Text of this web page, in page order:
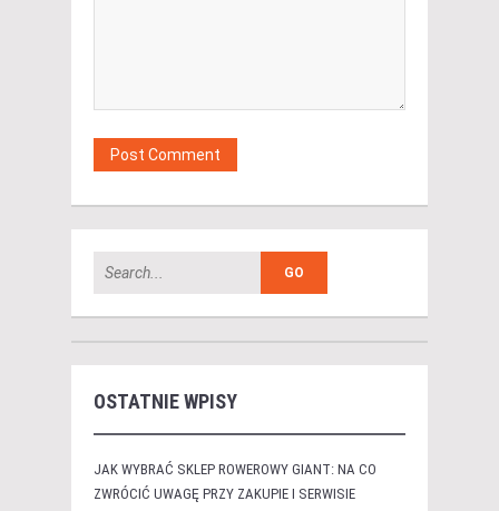
OSTATNIE WPISY
JAK WYBRAĆ SKLEP ROWEROWY GIANT: NA CO
ZWRÓCIĆ UWAGĘ PRZY ZAKUPIE I SERWISIE